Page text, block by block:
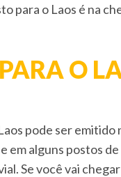
para o Laos é na
O
pode ser
em alguns postos
Se você vai chegar